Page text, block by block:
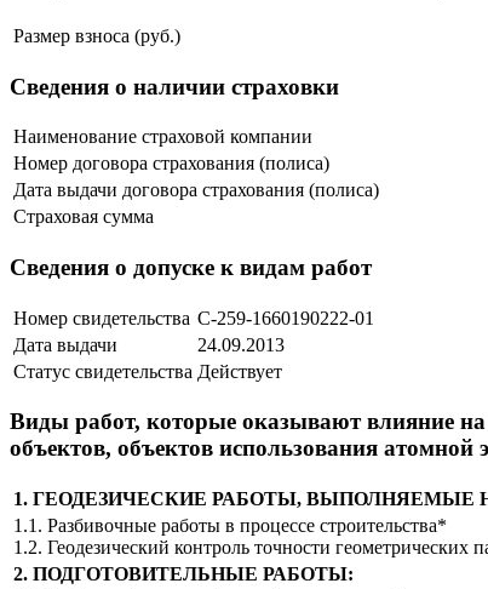
Размер взноса (руб.)
Сведения о наличии страховки
Наименование страховой компании
Номер договора страхования (полиса)
Дата выдачи договора страхования (полиса)
Страховая сумма
Сведения о допуске к видам работ
Номер свидетельства C-259-1660190222-01
Дата выдачи
24.09.2013
Статус свидетельства Действует
Виды работ, которые оказывают влияние на
объектов, объектов использования атомной
1. ГЕОДЕЗИЧЕСКИЕ РАБОТЫ,
1.1. Разбивочные работы в процессе строительства*
1.2. Геодезический контроль точности геометрических
2. ПОДГОТОВИТЕЛЬНЫЕ РАБОТЫ: